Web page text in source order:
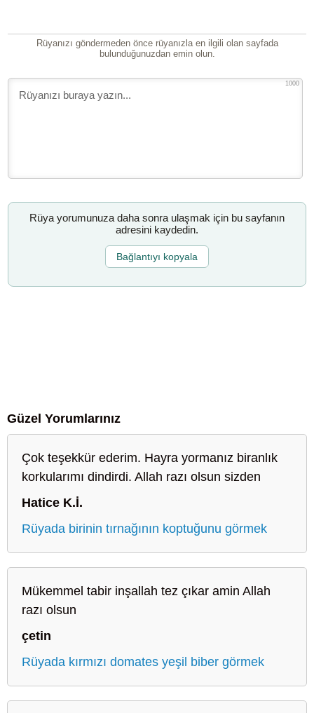
Rüyanızı göndermeden önce rüyanızla en ilgili olan sayfada
bulunduğunuzdan emin olun.
1000
Rüya yorumunuza daha sonra ulaşmak için bu sayfanın
adresini kaydedin.
Bağlantıyı kopyala
Güzel Yorumlarınız
Çok teşekkür ederim. Hayra yormanız biranlık
korkularımı dindirdi. Allah razı olsun sizden
Hatice K.İ.
Rüyada birinin tırnağının koptuğunu görmek
Mükemmel tabir inşallah tez çıkar amin Allah
razı olsun
çetin
Rüyada kırmızı domates yeşil biber görmek